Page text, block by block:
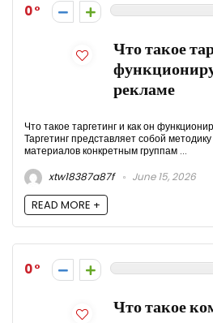
0
Что такое
рекламе
Что такое таргетинг и как он
Таргетинг представляет собой
материалов конкретным группам ...
xtw18387a87f
June 15, 2026
READ MORE +
0
Что такое